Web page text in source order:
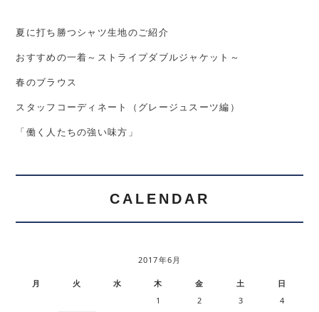
夏に打ち勝つシャツ生地のご紹介
おすすめの一着～ストライプダブルジャケット～
春のブラウス
スタッフコーディネート（グレージュスーツ編）
「働く人たちの強い味方」
CALENDAR
2017年6月
月 火 水 木 金 土 日
1 2 3
4